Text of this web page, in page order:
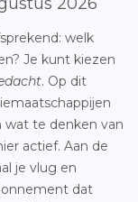
welk
Je kunt kiezen
. Op dit
wat te denken van
actief. Aan de
je vlug en
dat